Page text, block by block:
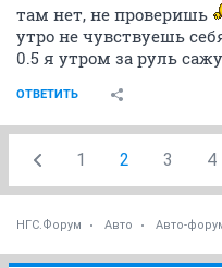
там нет, не проверишь
утро не чувствуешь
0.5 я утром за руль
ОТВЕТИТЬ
1 2 3 4
НГС.Форум Авто Авто-